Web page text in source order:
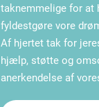
taknemmelige for
fyldestgøre vore
Af hjertet tak for
hjælp, støtte og
anerkendelse af